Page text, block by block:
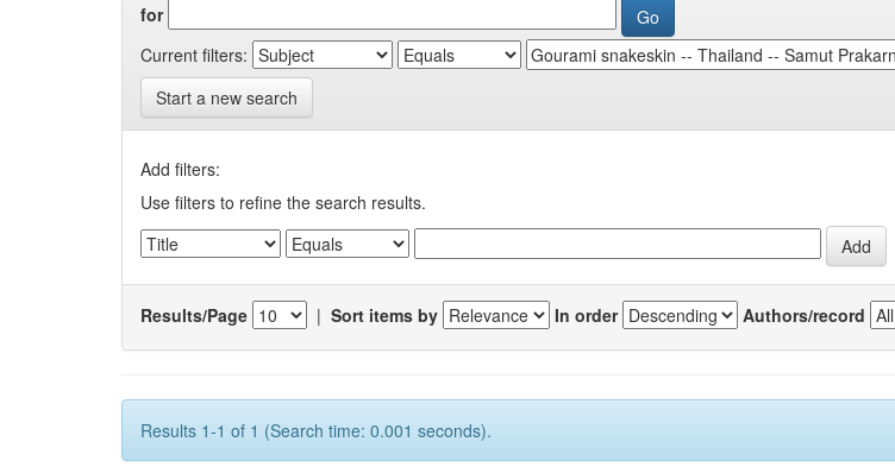
for
Current filters:
Start a new search
Add filters:
Use filters to refine the search results.
Results/Page | Sort items by In order Authors/record
Results 1-1 of 1 (Search time: 0.001 seconds).